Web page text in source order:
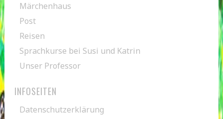
Märchenhaus
Post
Reisen
Sprachkurse bei Susi und Katrin
Unser Professor
INFOSEITEN
Datenschutzerklärung